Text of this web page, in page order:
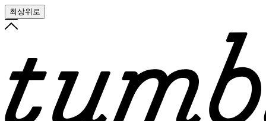
최상위로